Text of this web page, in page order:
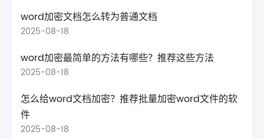
word加密文档怎么转为普通文档
2025-08-18
word加密最简单的方法有哪些？推荐这些方法
2025-08-18
怎么给word文档加密？推荐批量加密word文件的软
件
2025-08-18